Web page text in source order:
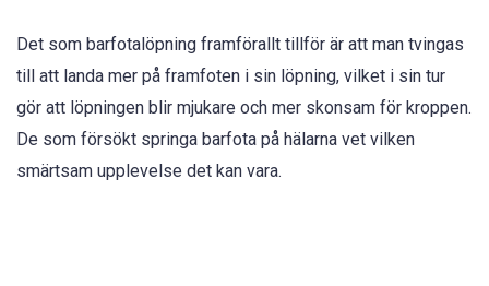
Det som barfotalöpning framförallt tillför är att man tvingas
till att landa mer på framfoten i sin löpning, vilket i sin tur
gör att löpningen blir mjukare och mer skonsam för kroppen.
De som försökt springa barfota på hälarna vet vilken
smärtsam upplevelse det kan vara.